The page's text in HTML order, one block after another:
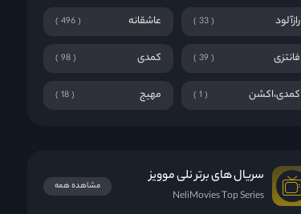
رازآلود 33 عاشقانه 496
فانتزی 39 کمدی 98
کمدی،اکشن 1 مهیج 18
سریال های برتر نلی موویز
NeliMovies Top Series
مشاهده همه